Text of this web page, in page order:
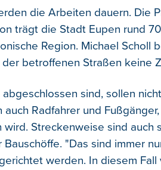
die Arbeiten dauern. Die
trägt die Stadt Eupen rund
Region. Michael Scholl
betroffenen Straßen keine
sind, sollen
Radfahrer und
wird. Streckenweise sind auch
"Das sind immer
werden. In diesem